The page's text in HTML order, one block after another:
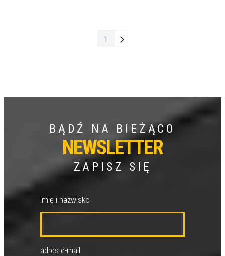
1
BĄDŹ NA BIEŻĄCO
NEWSLETTER
ZAPISZ SIĘ
imię i nazwisko
adres e-mail